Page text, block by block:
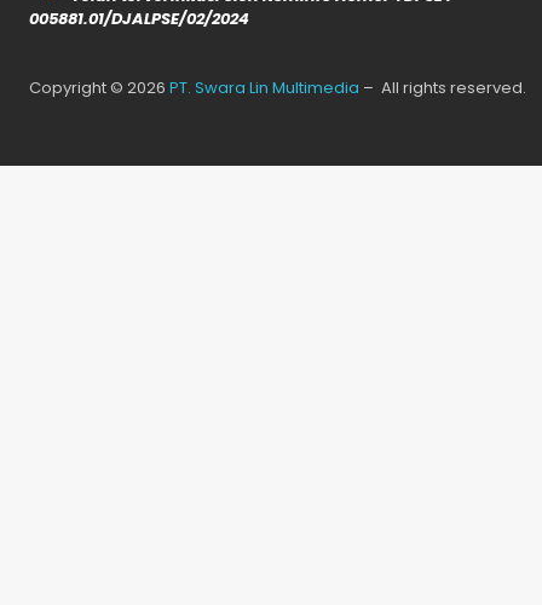
005881.01/DJALPSE/02/2024
Copyright © 2026 PT. Swara Lin Multimedia – All rights reserved.